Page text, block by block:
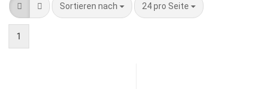
Sortieren nach
Sortieren nach 24 pro Seite
pro Seite
1